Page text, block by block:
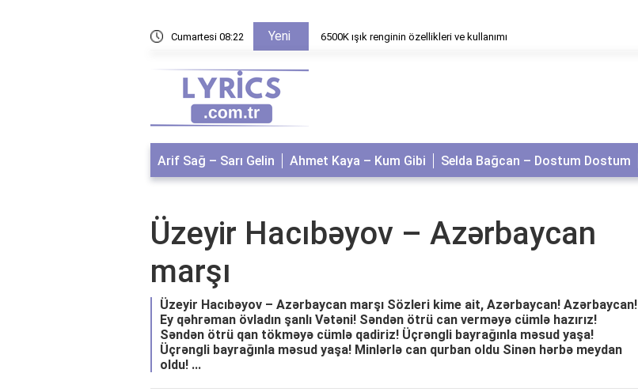
Cumartesi 08:22 Yeni 6500K ışık renginin özellikleri ve kullanımı
Arif Sağ – Sarı Gelin Ahmet Kaya – Kum Gibi Selda Bağcan – Dostum Dostum
Üzeyir Hacıbəyov – Azərbaycan
marşı
Üzeyir Hacıbəyov – Azərbaycan marşı Sözleri kime ait, Azərbaycan! Azərbaycan!
Ey qəhrəman övladın şanlı Vətəni! Səndən ötrü can verməyə cümlə hazırız!
Səndən ötrü qan tökməyə cümlə qadiriz! Üçrəngli bayrağınla məsud yaşa!
Üçrəngli bayrağınla məsud yaşa! Minlərlə can qurban oldu Sinən hərbə meydan
oldu! ...